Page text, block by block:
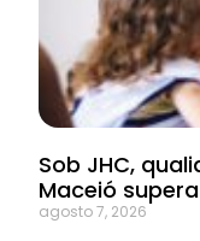
Sob JHC,
Maceió
agosto 7, 2026